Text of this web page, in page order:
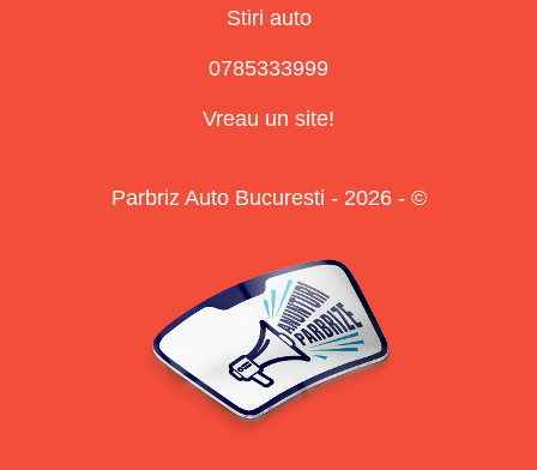
Stiri auto
0785333999
Vreau un site!
Parbriz Auto Bucuresti - 2026 - ©